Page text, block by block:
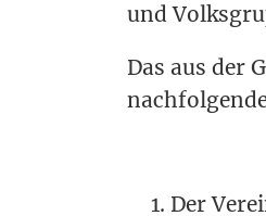
und
Das aus der
Der